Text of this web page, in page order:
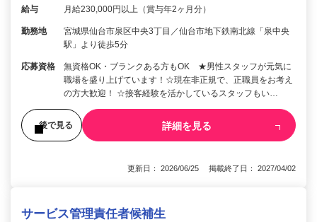
給与 月給230,000円以上（賞与年2ヶ月分）
勤務地
宮城県仙台市泉区中央3丁目／仙台市地下鉄南北線「泉中央
駅」より徒歩5分
応募資格
無資格OK・ブランクある方もOK ★男性スタッフが元気に
職場を盛り上げています！☆現在非正規で、正職員をお考え
の方大歓迎！ ☆接客経験を活かしているスタッフもい…
後で見る 詳細を見る
更新日： 2026/06/25 掲載終了日： 2027/04/02
サービス管理責任者候補生